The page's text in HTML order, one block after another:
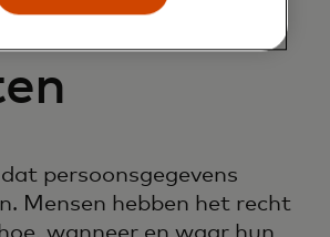
persoonsgegevens
Mensen hebben het recht
wanneer en waar hun